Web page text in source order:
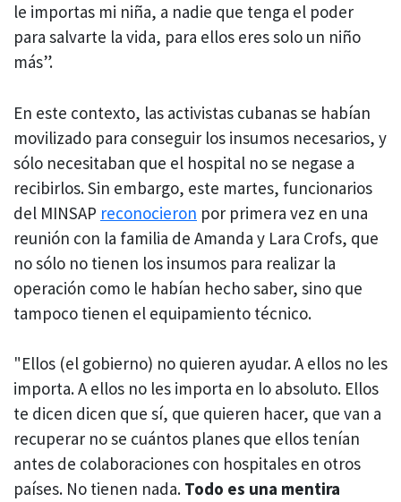
le importas mi niña, a nadie que tenga el poder
para salvarte la vida, para ellos eres solo un niño
más”.
En este contexto, las activistas cubanas se habían
movilizado para conseguir los insumos necesarios, y
sólo necesitaban que el hospital no se negase a
recibirlos. Sin embargo, este martes, funcionarios
del MINSAP reconocieron por primera vez en una
reunión con la familia de Amanda y Lara Crofs, que
no sólo no tienen los insumos para realizar la
operación como le habían hecho saber, sino que
tampoco tienen el equipamiento técnico.
"Ellos (el gobierno) no quieren ayudar. A ellos no les
importa. A ellos no les importa en lo absoluto. Ellos
te dicen dicen que sí, que quieren hacer, que van a
recuperar no se cuántos planes que ellos tenían
antes de colaboraciones con hospitales en otros
países. No tienen nada. Todo es una mentira